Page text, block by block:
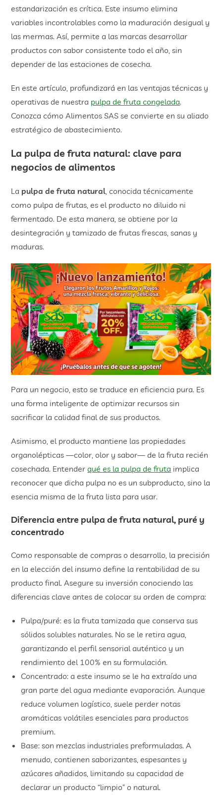
estandarización es crítica. Este insumo elimina
variables incontrolables como la maduración desigual y
las mermas. Así, permite a las marcas desarrollar
productos con sabor consistente todo el año, sin
depender de las estaciones de cosecha.
En este artículo, profundizará en las ventajas técnicas y
operativas de nuestra pulpa de fruta congelada.
Conozca cómo Alimentos SAS se convierte en su aliado
estratégico de abastecimiento.
La pulpa de fruta natural: clave para
negocios de alimentos
La pulpa de fruta natural, conocida técnicamente
como pulpa de frutas, es el producto no diluido ni
fermentado. De esta manera, se obtiene por la
desintegración y tamizado de frutas frescas, sanas y
maduras.
Para un negocio, esto se traduce en eficiencia pura. Es
una forma inteligente de optimizar recursos sin
sacrificar la calidad final de sus productos.
Asimismo, el producto mantiene las propiedades
organolépticas —color, olor y sabor— de la fruta recién
cosechada. Entenderqué es la pulpa de fruta implica
reconocer que dicha pulpa no es un subproducto, sino la
esencia misma de la fruta lista para usar.
Diferencia entre pulpa de fruta natural, puré y
concentrado
Como responsable de compras o desarrollo, la precisión
en la elección del insumo define la rentabilidad de su
producto final. Asegure su inversión conociendo las
diferencias clave antes de colocar su orden de compra:
Pulpa/puré: es la fruta tamizada que conserva sus
sólidos solubles naturales. No se le retira agua,
garantizando el perfil sensorial auténtico y un
rendimiento del 100% en su formulación.
Concentrado: a este insumo se le ha extraído una
gran parte del agua mediante evaporación. Aunque
reduce volumen logístico, suele perder notas
aromáticas volátiles esenciales para productos
premium.
Base: son mezclas industriales preformuladas. A
menudo, contienen saborizantes, espesantes y
azúcares añadidos, limitando su capacidad de
declarar un producto “limpio” o natural.